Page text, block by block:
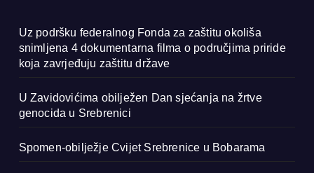
Uz podršku federalnog Fonda za zaštitu okoliša
snimljena 4 dokumentarna filma o područjima priride
koja zavrjeđuju zaštitu države
U Zavidovićima obilježen Dan sjećanja na žrtve
genocida u Srebrenici
Spomen-obilježje Cvijet Srebrenice u Bobarama